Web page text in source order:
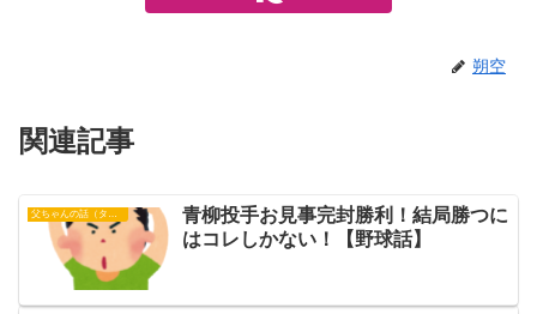
朔空
関連記事
父ちゃんの話（タイガース）
青柳投手お見事完封勝利！結局勝つに
はコレしかない！【野球話】